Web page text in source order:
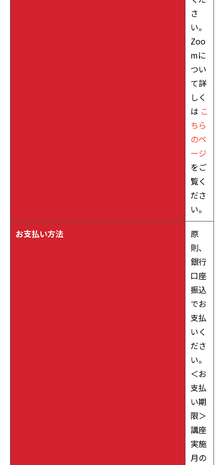
さ
い。
Zoo
mに
つい
て詳
しく
は こ
ちら
のペ
ージ
をご
覧く
ださ
い。
お支払い方法
原
則、
銀行
口座
振込
でお
支払
いく
ださ
い。
＜お
支払
い期
限＞
講座
実施
月の